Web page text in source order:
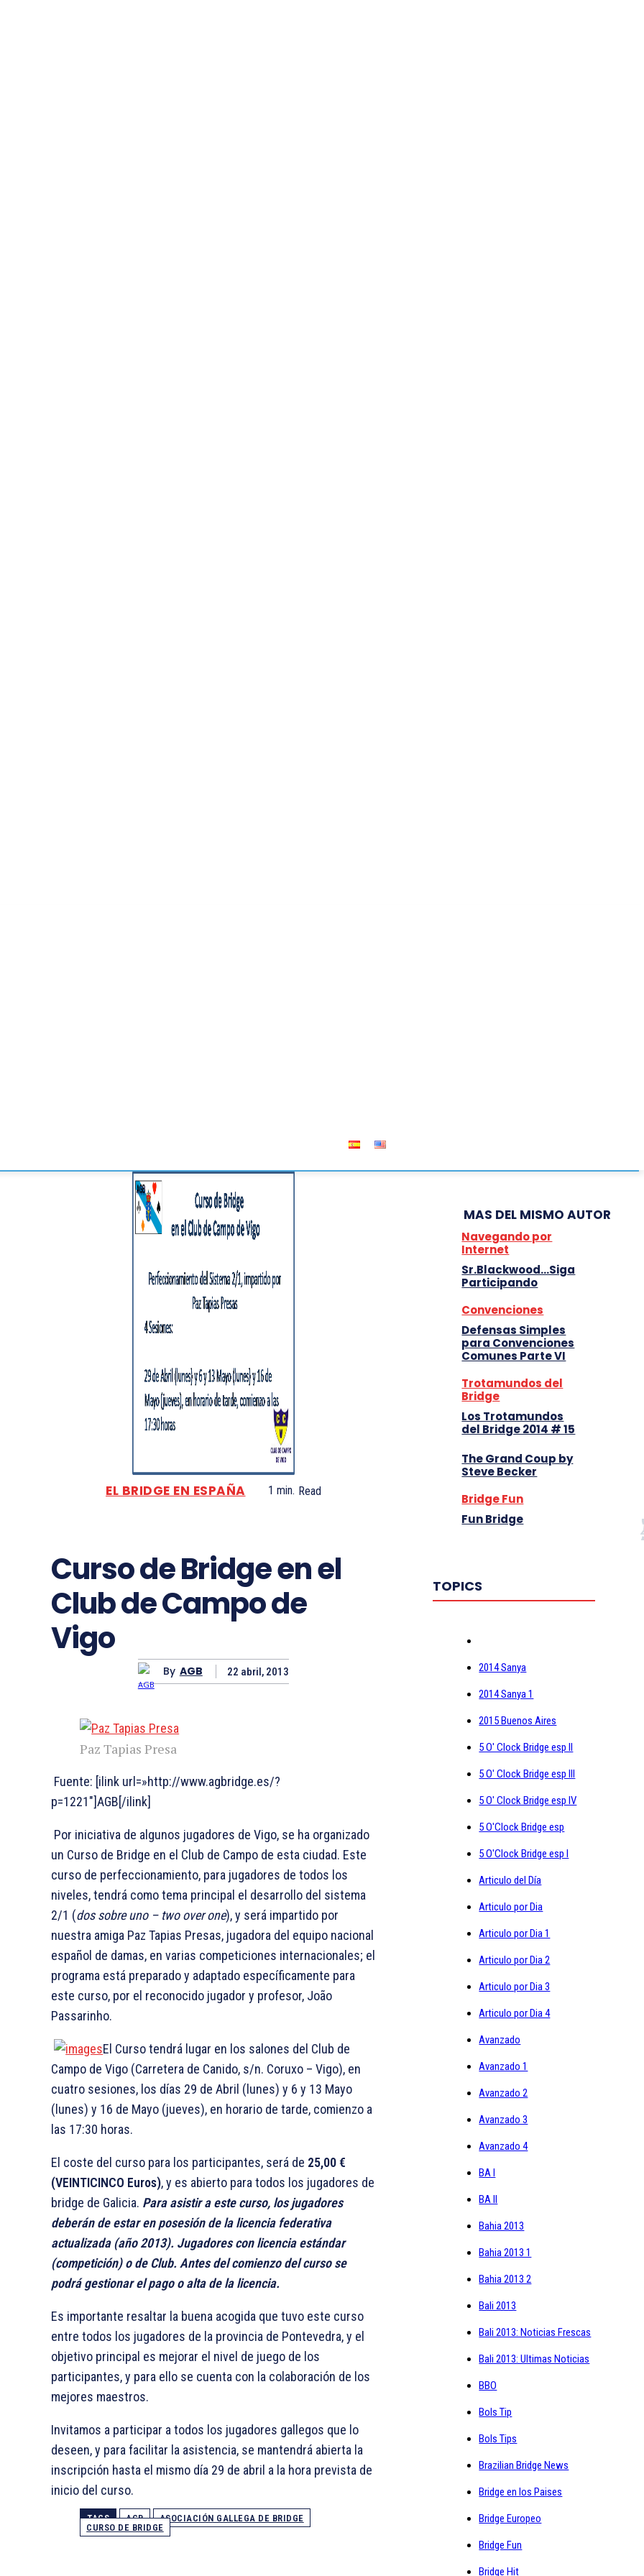
EL BRIDGE EN ESPAÑA 1 min. Read
Curso de Bridge en el
Club de Campo de
Vigo
By AGB 22 abril, 2013
Paz Tapias Presa
Fuente: [ilink url=»http://www.agbridge.es/?
p=1221″]AGB[/ilink]
Por iniciativa de algunos jugadores de Vigo, se ha organizado
un Curso de Bridge en el Club de Campo de esta ciudad. Este
curso de perfeccionamiento, para jugadores de todos los
niveles, tendrá como tema principal el desarrollo del sistema
2/1 (dos sobre uno – two over one), y será impartido por
nuestra amiga Paz Tapias Presas, jugadora del equipo nacional
español de damas, en varias competiciones internacionales; el
programa está preparado y adaptado específicamente para
este curso, por el reconocido jugador y profesor, João
Passarinho.
El Curso tendrá lugar en los salones del Club de
Campo de Vigo (Carretera de Canido, s/n. Coruxo – Vigo), en
cuatro sesiones, los días 29 de Abril (lunes) y 6 y 13 Mayo
(lunes) y 16 de Mayo (jueves), en horario de tarde, comienzo a
las 17:30 horas.
El coste del curso para los participantes, será de 25,00 €
(VEINTICINCO Euros), y es abierto para todos los jugadores de
bridge de Galicia. Para asistir a este curso, los jugadores
deberán de estar en posesión de la licencia federativa
actualizada (año 2013). Jugadores con licencia estándar
(competición) o de Club. Antes del comienzo del curso se
podrá gestionar el pago o alta de la licencia.
Es importante resaltar la buena acogida que tuvo este curso
entre todos los jugadores de la provincia de Pontevedra, y el
objetivo principal es mejorar el nivel de juego de los
participantes, y para ello se cuenta con la colaboración de los
mejores maestros.
Invitamos a participar a todos los jugadores gallegos que lo
deseen, y para facilitar la asistencia, se mantendrá abierta la
inscripción hasta el mismo día 29 de abril a la hora prevista de
inicio del curso.
TAGS AGB
ASOCIACIÓN GALLEGA DE BRIDGE
CURSO DE BRIDGE
MAS DEL MISMO AUTOR
Navegando por
Internet
Sr.Blackwood…Siga
Participando
Convenciones
Defensas Simples
para Convenciones
Comunes Parte VI
Trotamundos del
Bridge
Los Trotamundos
del Bridge 2014 # 15
The Grand Coup by
Steve Becker
Bridge Fun
Fun Bridge
TOPICS
2014 Sanya
2014 Sanya 1
2015 Buenos Aires
5 O' Clock Bridge esp II
5 O' Clock Bridge esp III
5 O' Clock Bridge esp IV
5 O'Clock Bridge esp
5 O'Clock Bridge esp I
Articulo del Día
Articulo por Dia
Articulo por Dia 1
Articulo por Dia 2
Articulo por Dia 3
Articulo por Dia 4
Avanzado
Avanzado 1
Avanzado 2
Avanzado 3
Avanzado 4
BA I
BA II
Bahia 2013
Bahia 2013 1
Bahia 2013 2
Bali 2013
Bali 2013: Noticias Frescas
Bali 2013: Ultimas Noticias
BBO
Bols Tip
Bols Tips
Brazilian Bridge News
Bridge en los Paises
Bridge Europeo
Bridge Fun
Bridge Hit